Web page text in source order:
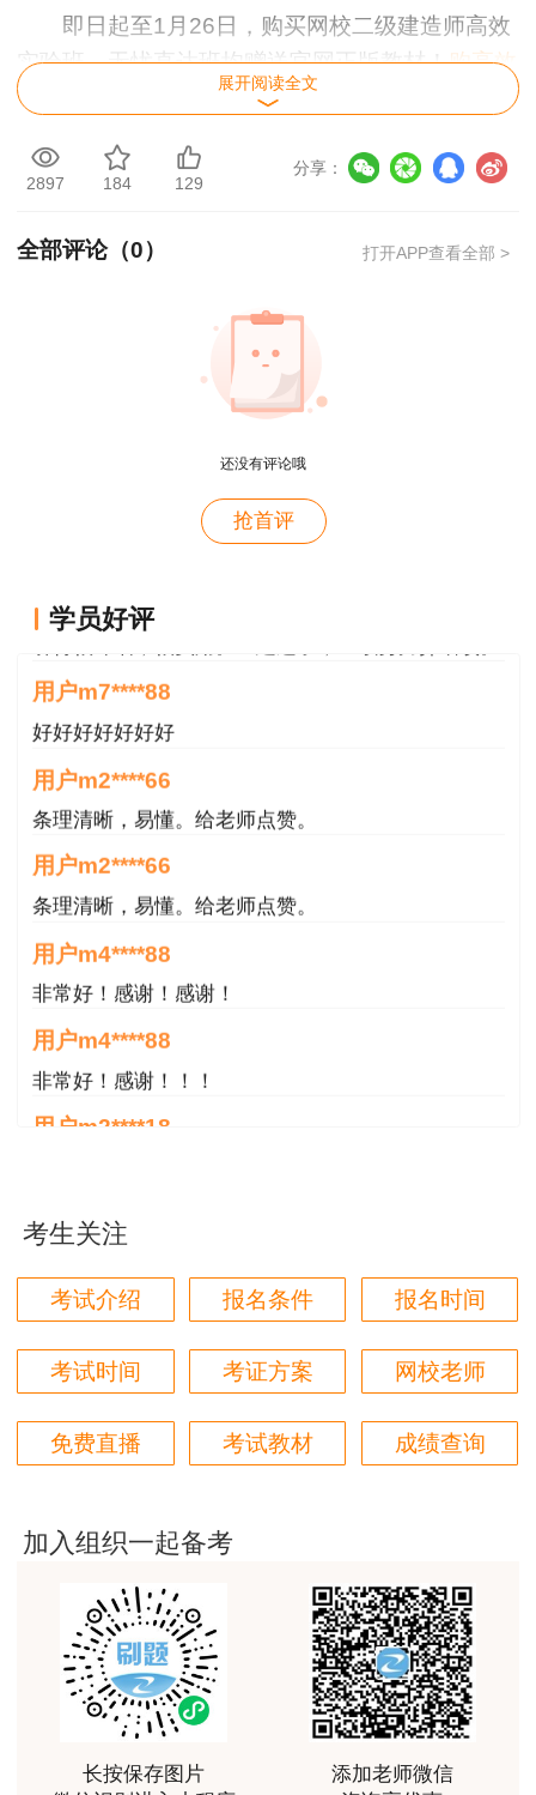
即日起至1月26日，购买网校二级建造师高效
实验班、无忧直达班均赠送官网正版教材！购高效
实验班>
购无忧直达班>
新版教材有哪些变化？一起来听网校老师的解
读！ 点击预约>>
展开阅读全文
2897 184 129
分享：
全部评论（0） 打开APP查看全部 >
还没有评论哦
抢首评
学员好评
讲的深入浅出---通俗易懂
用户m0****66
用户m7****88
好好好好好好好
用户m2****66
条理清晰，易懂。给老师点赞。
用户m2****66
条理清晰，易懂。给老师点赞。
用户m4****88
非常好！感谢！感谢！
用户m4****88
非常好！感谢！！！
用户m2****18
用户hq****jp
对知识点精准把握，内容深入浅出，理论和记忆口诀
相结合，备考更高效。
用户m1****18
课程体系非常全面具体，考前资料含金量很足，能压
中一些真题知识点，从而使考试过程中得心应手，顺
利通过考试
小强老师讲得很好！生动、有趣、易于理解，支持！
用户m3****65
朋友介绍来的，特意选择李娜老师的课程学习，讲解
的非常清晰，容易理解。
用户m4****88
老师讲课条理清晰、逻辑严密，而且语速适中，让人
听起来非常舒服，最打动我的是能把复杂的知识点拆
考生关注
考试介绍 报名条件 报名时间
考试时间 考证方案 网校老师
免费直播 考试教材 成绩查询
加入组织一起备考
长按保存图片
添加老师微信